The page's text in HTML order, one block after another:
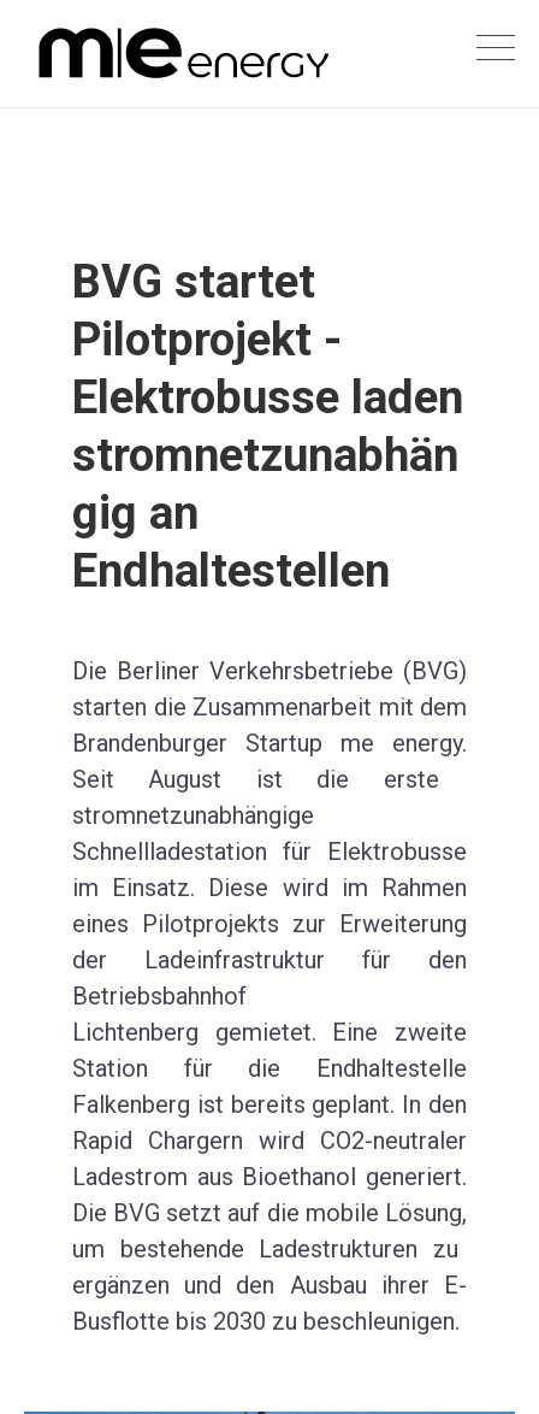
BVG startet
Pilotprojekt -
Elektrobusse laden
stromnetzunabhän
gig an
Endhaltestellen
Die Berliner Verkehrsbetriebe (BVG)
starten die Zusammenarbeit mit dem
Brandenburger Startup me energy.
Seit August ist die erste
stromnetzunabhängige
Schnellladestation für Elektrobusse
im Einsatz. Diese wird im Rahmen
eines Pilotprojekts zur Erweiterung
der Ladeinfrastruktur für den
Betriebsbahnhof
Lichtenberg gemietet. Eine zweite
Station für die Endhaltestelle
Falkenberg ist bereits geplant. In den
Rapid Chargern wird CO2-neutraler
Ladestrom aus Bioethanol generiert.
Die BVG setzt auf die mobile Lösung,
um bestehende Ladestrukturen zu
ergänzen und den Ausbau ihrer E-
Busflotte bis 2030 zu beschleunigen.